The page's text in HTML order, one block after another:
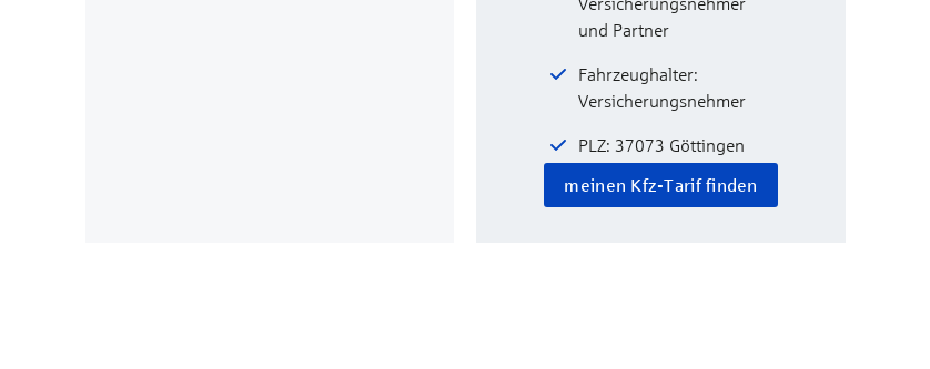
und Partner
Fahrzeughalter:
Versicherungsnehmer
PLZ: 37073 Göttingen
meinen Kfz-Tarif finden